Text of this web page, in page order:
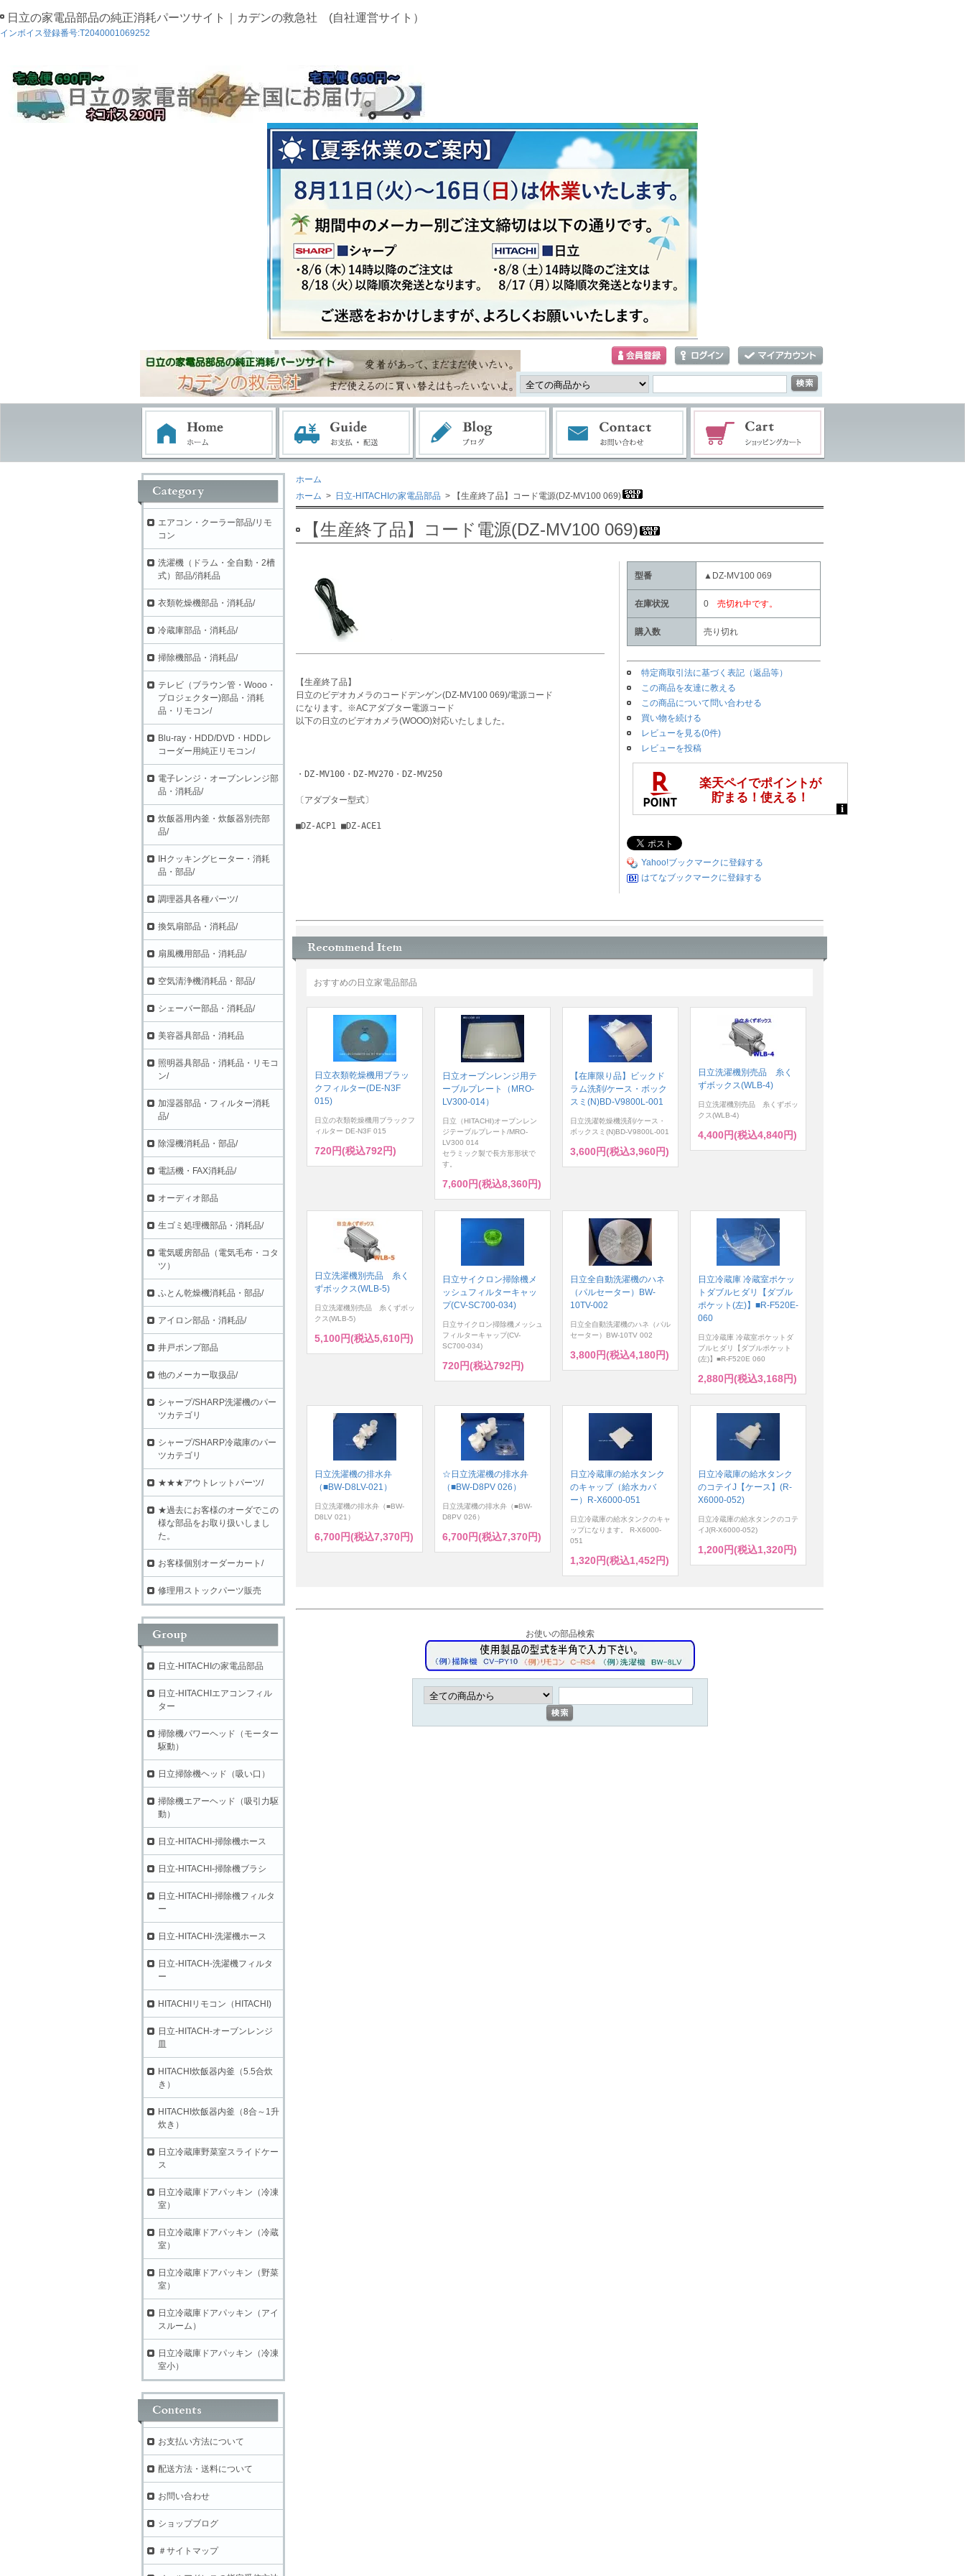
日立の家電品部品の純正消耗パーツサイト｜カデンの救急社 (自社運営サイト）
インボイス登録番号:T2040001069252
ホーム
ホーム > 日立-HITACHIの家電品部品 > 【生産終了品】コード電源(DZ-MV100 069)
【生産終了品】コード電源(DZ-MV100 069)
【生産終了品】
日立のビデオカメラのコードデンゲン(DZ-MV100 069)/電源コード
になります。※ACアダプター電源コード
以下の日立のビデオカメラ(WOOO)対応いたしました。
・DZ-MV100・DZ-MV270・DZ-MV250
〔アダプター型式〕
■DZ-ACP1 ■DZ-ACE1
型番 ▲DZ-MV100 069
在庫状況 0 売切れ中です。
購入数 売り切れ
特定商取引法に基づく表記（返品等）
この商品を友達に教える
この商品について問い合わせる
買い物を続ける
レビューを見る(0件)
レビューを投稿
Yahoo!ブックマークに登録する
はてなブックマークに登録する
おすすめの日立家電品部品
日立衣類乾燥機用ブラッ
クフィルター(DE-N3F
015)
日立の衣類乾燥機用ブラックフ
ィルター DE-N3F 015
720円(税込792円)
日立オーブンレンジ用テ
ーブルプレート（MRO-
LV300-014）
日立（HITACHI)オーブンレン
ジテーブルプレート/MRO-
LV300 014
セラミック製で長方形形状で
す。
7,600円(税込8,360円)
【在庫限り品】ビックド
ラム洗剤/ケース・ボック
スミ(N)BD-V9800L-001
日立洗濯乾燥機洗剤/ケース・
ボックスミ(N)BD-V9800L-001
3,600円(税込3,960円)
日立洗濯機別売品 糸く
ずボックス(WLB-4)
日立洗濯機別売品 糸くずボッ
クス(WLB-4)
4,400円(税込4,840円)
日立洗濯機別売品 糸く
ずボックス(WLB-5)
日立洗濯機別売品 糸くずボッ
クス(WLB-5)
5,100円(税込5,610円)
日立サイクロン掃除機メ
ッシュフィルターキャッ
プ(CV-SC700-034)
日立サイクロン掃除機メッシュ
フィルターキャップ(CV-
SC700-034)
720円(税込792円)
日立全自動洗濯機のハネ
（パルセーター）BW-
10TV-002
日立全自動洗濯機のハネ（パル
セーター）BW-10TV 002
3,800円(税込4,180円)
日立冷蔵庫 冷蔵室ポケッ
トダブルヒダリ【ダブル
ポケット(左)】■R-F520E-
060
日立冷蔵庫 冷蔵室ポケットダ
ブルヒダリ【ダブルポケット
(左)】■R-F520E 060
2,880円(税込3,168円)
日立洗濯機の排水弁
（■BW-D8LV-021）
日立洗濯機の排水弁（■BW-
D8LV 021）
6,700円(税込7,370円)
☆日立洗濯機の排水弁
（■BW-D8PV 026）
日立洗濯機の排水弁（■BW-
D8PV 026）
6,700円(税込7,370円)
日立冷蔵庫の給水タンク
のキャップ（給水カバ
ー）R-X6000-051
日立冷蔵庫の給水タンクのキャ
ップになります。 R-X6000-
051
1,320円(税込1,452円)
日立冷蔵庫の給水タンク
のコテイJ【ケース】(R-
X6000-052)
日立冷蔵庫の給水タンクのコテ
イJ(R-X6000-052)
1,200円(税込1,320円)
お使いの部品検索
エアコン・クーラー部品/リモ
コン
洗濯機（ドラム・全自動・2槽
式）部品/消耗品
衣類乾燥機部品・消耗品/
冷蔵庫部品・消耗品/
掃除機部品・消耗品/
テレビ（ブラウン管・Wooo・
プロジェクター)部品・消耗
品・リモコン/
Blu-ray・HDD/DVD・HDDレ
コーダー用純正リモコン/
電子レンジ・オーブンレンジ部
品・消耗品/
炊飯器用内釜・炊飯器別売部
品/
IHクッキングヒーター・消耗
品・部品/
調理器具各種パーツ/
換気扇部品・消耗品/
扇風機用部品・消耗品/
空気清浄機消耗品・部品/
シェーバー部品・消耗品/
美容器具部品・消耗品
照明器具部品・消耗品・リモコ
ン/
加湿器部品・フィルター消耗
品/
除湿機消耗品・部品/
電話機・FAX消耗品/
オーディオ部品
生ゴミ処理機部品・消耗品/
電気暖房部品（電気毛布・コタ
ツ）
ふとん乾燥機消耗品・部品/
アイロン部品・消耗品/
井戸ポンプ部品
他のメーカー取扱品/
シャープ/SHARP洗濯機のパー
ツカテゴリ
シャープ/SHARP冷蔵庫のパー
ツカテゴリ
★★★アウトレットパーツ/
★過去にお客様のオーダでこの
様な部品をお取り扱いしまし
た。
お客様個別オーダーカート/
修理用ストックパーツ販売
日立-HITACHIの家電品部品
日立-HITACHIエアコンフィル
ター
掃除機パワーヘッド（モーター
駆動）
日立掃除機ヘッド（吸い口）
掃除機エアーヘッド（吸引力駆
動）
日立-HITACHI-掃除機ホース
日立-HITACHI-掃除機ブラシ
日立-HITACHI-掃除機フィルタ
ー
日立-HITACHI-洗濯機ホース
日立-HITACH-洗濯機フィルタ
ー
HITACHIリモコン（HITACHI)
日立-HITACH-オーブンレンジ
皿
HITACHI炊飯器内釜（5.5合炊
き）
HITACHI炊飯器内釜（8合～1升
炊き）
日立冷蔵庫野菜室スライドケー
ス
日立冷蔵庫ドアパッキン（冷凍
室）
日立冷蔵庫ドアパッキン（冷蔵
室）
日立冷蔵庫ドアパッキン（野菜
室）
日立冷蔵庫ドアパッキン（アイ
スルーム）
日立冷蔵庫ドアパッキン（冷凍
室小）
お支払い方法について
配送方法・送料について
お問い合わせ
ショップブログ
＃サイトマップ